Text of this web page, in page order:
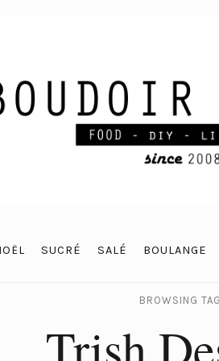
SUCRÉ SALÉ BOULANGE
BROWSING TAG
Trish